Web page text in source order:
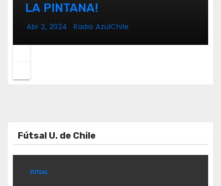
LA PINTANA!
Abr 2, 2024 Radio AzulChile
Fútsal U. de Chile
FUTSAL